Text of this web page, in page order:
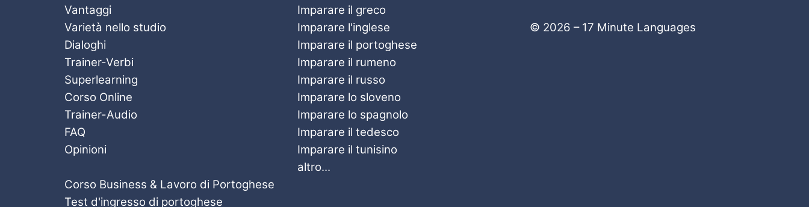
Vantaggi
Varietà nello studio
Dialoghi
Trainer-Verbi
Superlearning
Corso Online
Trainer-Audio
FAQ
Opinioni
Corso Business & Lavoro di Portoghese
Test d'ingresso di portoghese
Imparare il greco
Imparare l'inglese
Imparare il portoghese
Imparare il rumeno
Imparare il russo
Imparare lo sloveno
Imparare lo spagnolo
Imparare il tedesco
Imparare il tunisino
altro...
© 2026 – 17 Minute Languages